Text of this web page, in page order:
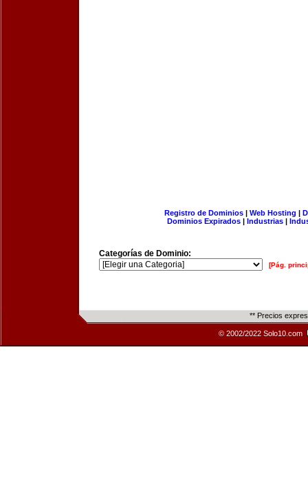
Registro de Dominios| Web Hosting |
Dominios Expirados | Industrias |
Categorías de Dominio:
[Pág.
** Precios
© 2002/2022 Solo10.com